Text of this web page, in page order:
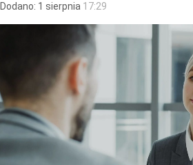
Dodano: 1 sierpnia 17:29